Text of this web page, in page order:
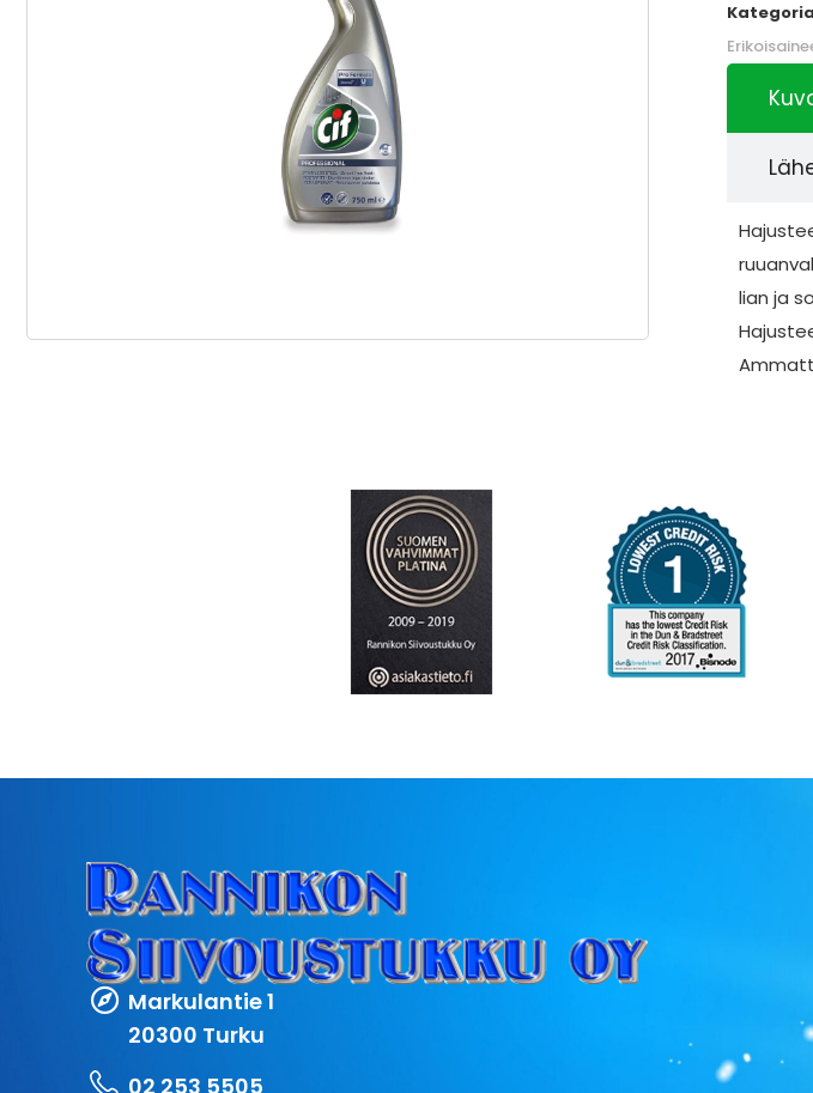
lian ja
Markulantie 1
20300 Turku
02 253 5505